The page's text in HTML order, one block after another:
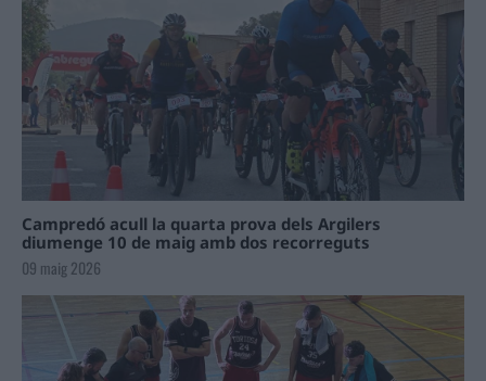
Campredó acull la quarta prova dels Argilers
diumenge 10 de maig amb dos recorreguts
09 maig 2026